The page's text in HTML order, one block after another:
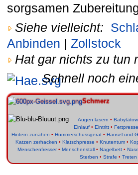
sorgsamen
Siehe vielleicht:
Anbinden | Zollstock
Hat gar nichts zu tun
Schnell noch
Schmerz
Augen lasern •
Einlauf• Eintritt• Fettpresse
Hintern zunähen • Hummerschussgerät • Hänsel und
Katzen zerhacken • Klatschpresse • Knutentum•
Menschenfresser• Menschenstall • Nagelbett •
Sterben • Strafe • Treten